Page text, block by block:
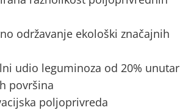
održavanje ekološki značajnih
udio leguminoza od 20% unutar
površina
poljoprivreda